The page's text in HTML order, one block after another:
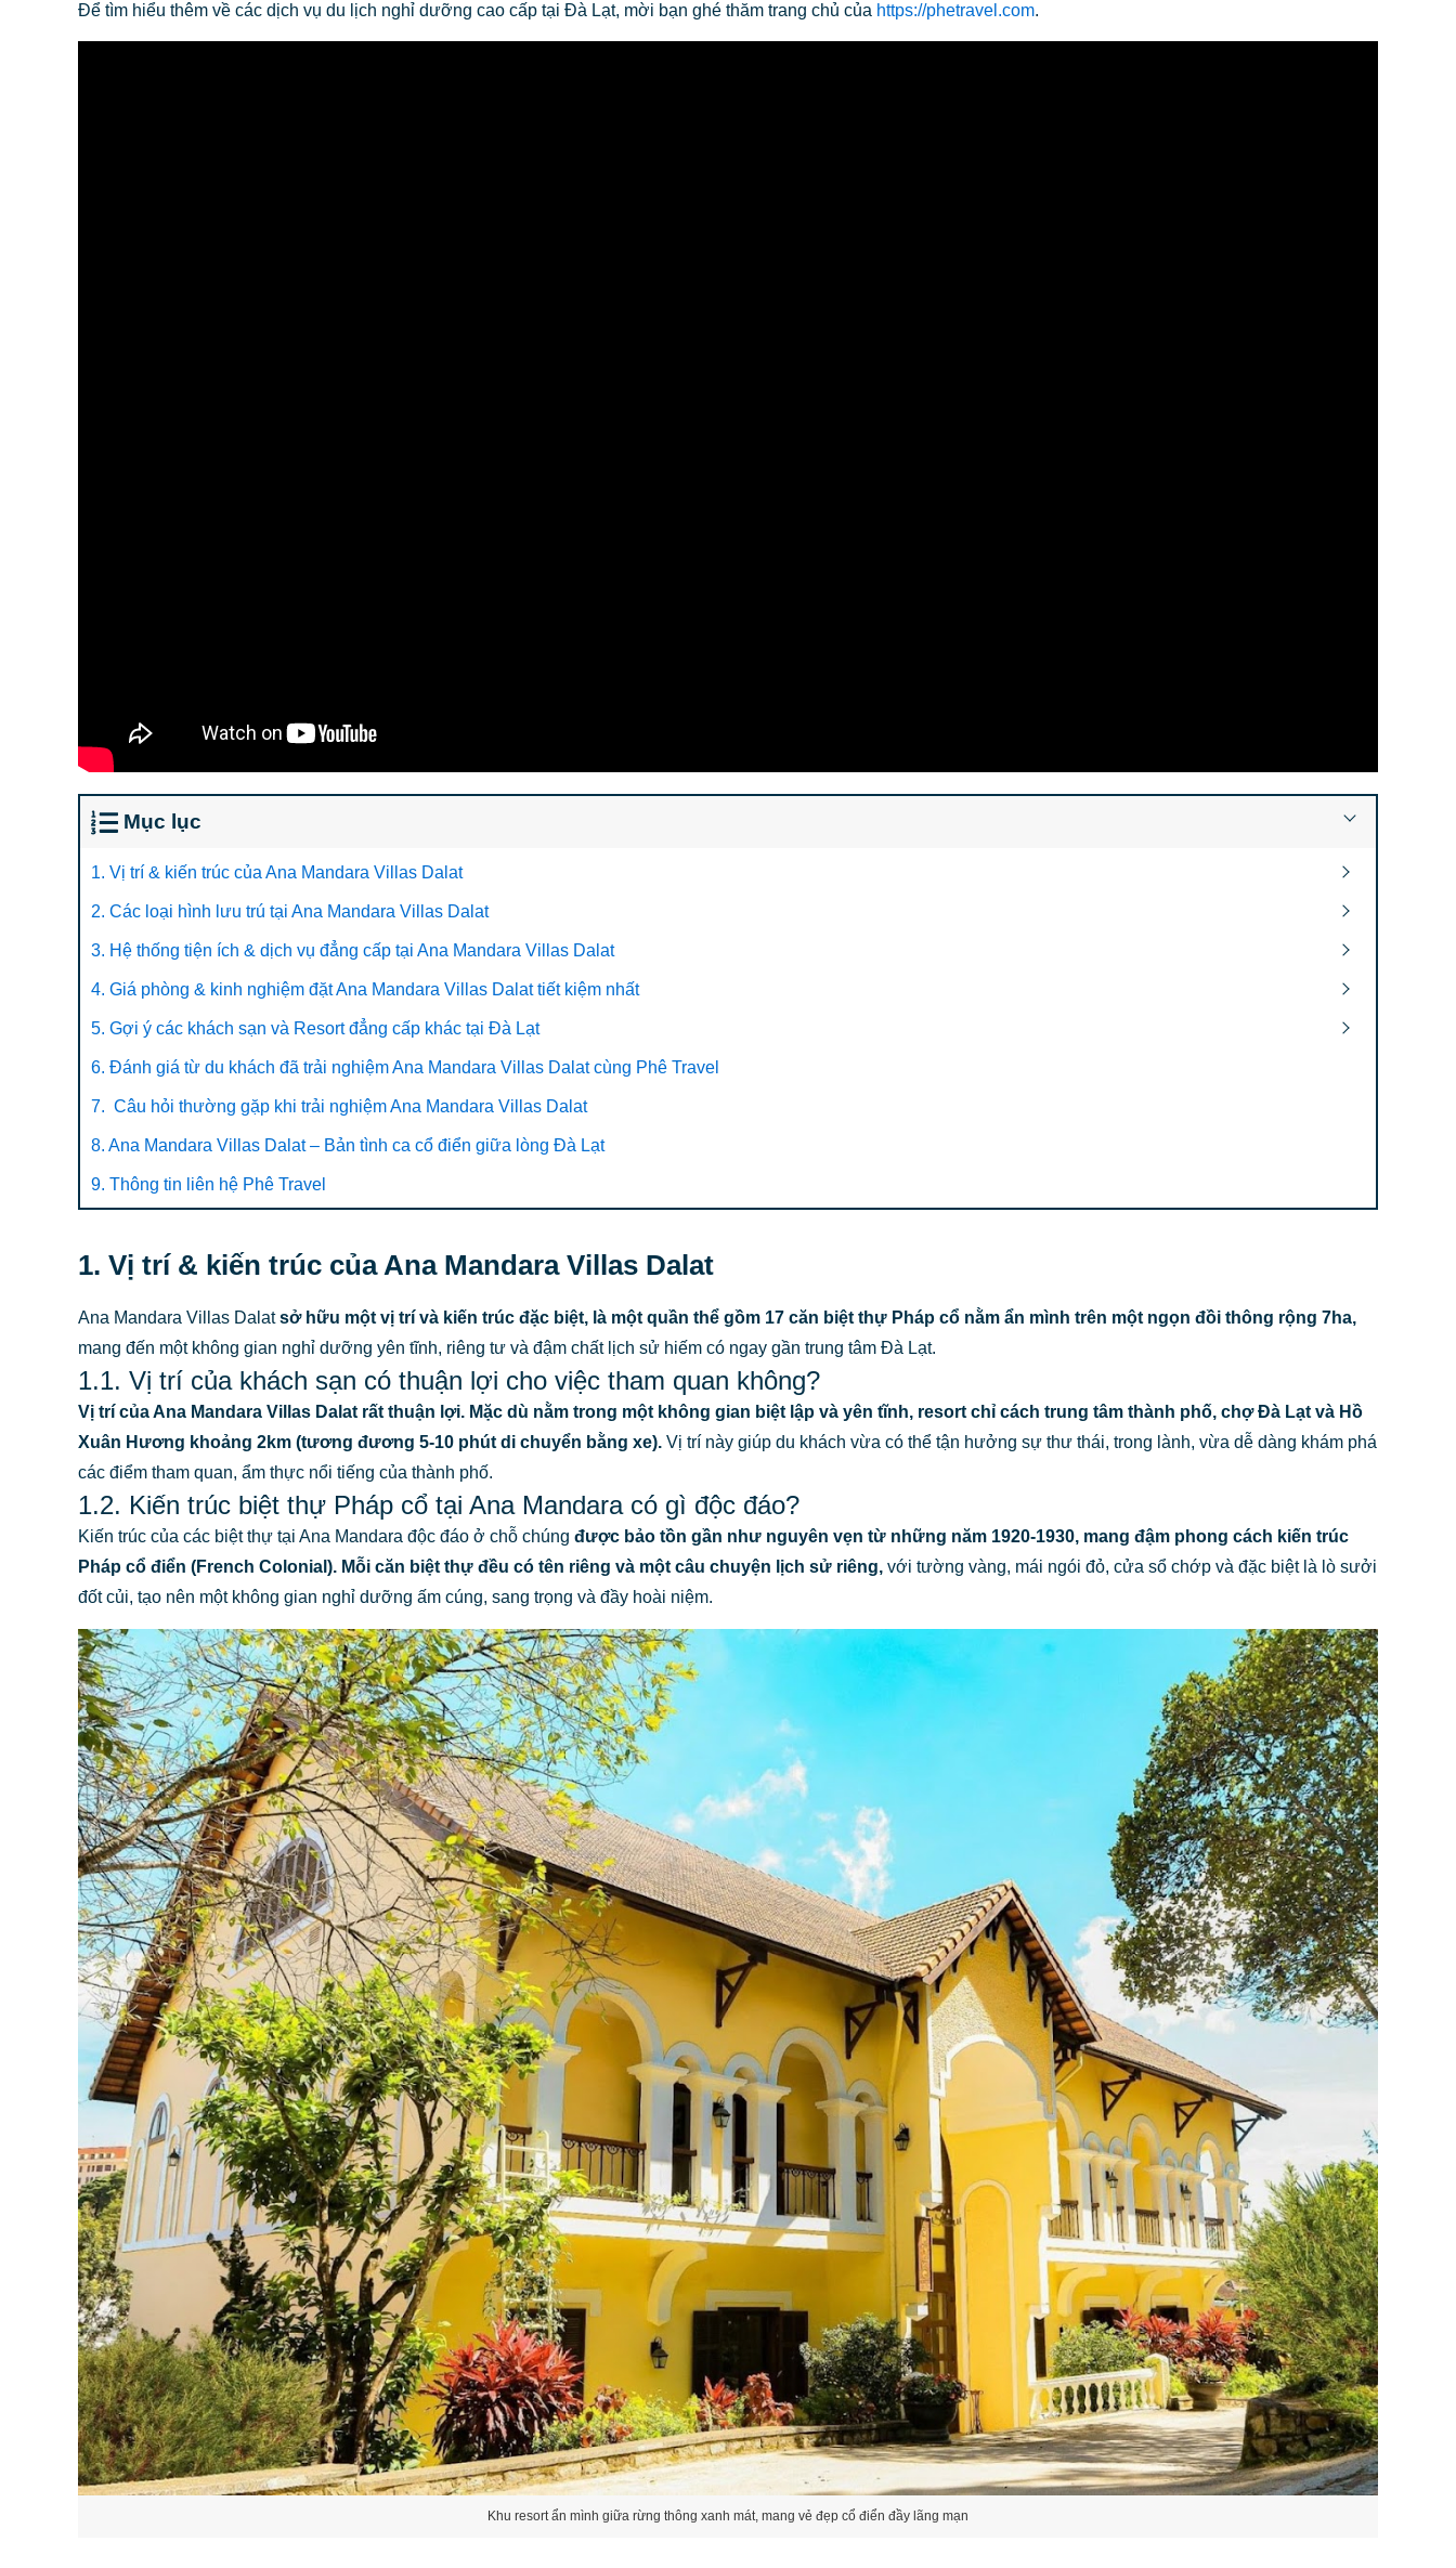
Để tìm hiểu thêm về các dịch vụ du lịch nghỉ dưỡng cao cấp tại Đà Lạt, mời bạn ghé thăm trang chủ của https://phetravel.com.
Mục lục
1. Vị trí & kiến trúc của Ana Mandara Villas Dalat
2. Các loại hình lưu trú tại Ana Mandara Villas Dalat
3. Hệ thống tiện ích & dịch vụ đẳng cấp tại Ana Mandara Villas Dalat
4. Giá phòng & kinh nghiệm đặt Ana Mandara Villas Dalat tiết kiệm nhất
5. Gợi ý các khách sạn và Resort đẳng cấp khác tại Đà Lạt
6. Đánh giá từ du khách đã trải nghiệm Ana Mandara Villas Dalat cùng Phê Travel
7. Câu hỏi thường gặp khi trải nghiệm Ana Mandara Villas Dalat
8. Ana Mandara Villas Dalat – Bản tình ca cổ điển giữa lòng Đà Lạt
9. Thông tin liên hệ Phê Travel
1. Vị trí & kiến trúc của Ana Mandara Villas Dalat
Ana Mandara Villas Dalatsở hữu một vị trí và kiến trúc đặc biệt, là một quần thể gồm 17 căn biệt thự Pháp cổ nằm ẩn mình trên một ngọn đồi thông rộng 7ha,
mang đến một không gian nghỉ dưỡng yên tĩnh, riêng tư và đậm chất lịch sử hiếm có ngay gần trung tâm Đà Lạt.
1.1. Vị trí của khách sạn có thuận lợi cho việc tham quan không?
Vị trí của Ana Mandara Villas Dalat rất thuận lợi. Mặc dù nằm trong một không gian biệt lập và yên tĩnh, resort chỉ cách trung tâm thành phố, chợ Đà Lạt và Hồ
Xuân Hương khoảng 2km (tương đương 5-10 phút di chuyển bằng xe). Vị trí này giúp du khách vừa có thể tận hưởng sự thư thái, trong lành, vừa dễ dàng khám phá
các điểm tham quan, ẩm thực nổi tiếng của thành phố.
1.2. Kiến trúc biệt thự Pháp cổ tại Ana Mandara có gì độc đáo?
Kiến trúc của các biệt thự tại Ana Mandara độc đáo ở chỗ chúng được bảo tồn gần như nguyên vẹn từ những năm 1920-1930, mang đậm phong cách kiến trúc
Pháp cổ điển (French Colonial). Mỗi căn biệt thự đều có tên riêng và một câu chuyện lịch sử riêng, với tường vàng, mái ngói đỏ, cửa sổ chớp và đặc biệt là lò sưởi
đốt củi, tạo nên một không gian nghỉ dưỡng ấm cúng, sang trọng và đầy hoài niệm.
Khu resort ẩn mình giữa rừng thông xanh mát, mang vẻ đẹp cổ điển đầy lãng mạn